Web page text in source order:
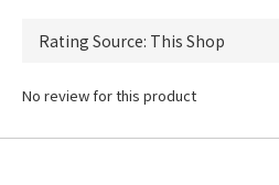
No review for this product